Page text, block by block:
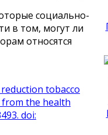
социально-
в том, могут ли
относятся
tobacco
from the health
doi: